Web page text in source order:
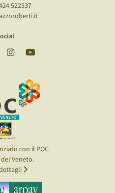
522537
con il POC
Veneto.